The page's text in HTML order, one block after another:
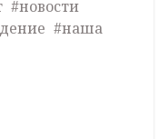
#новости
#наша